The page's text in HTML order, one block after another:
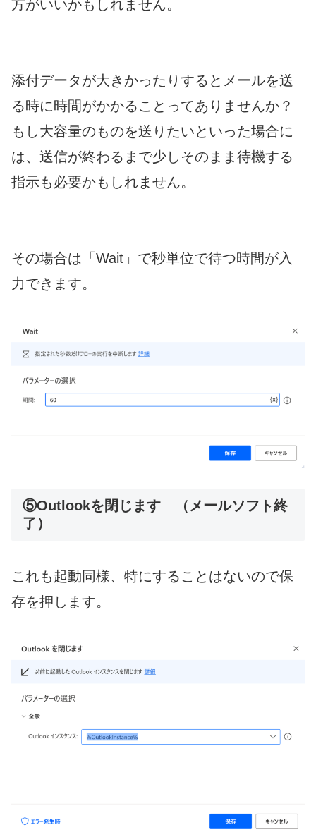
方がいいかもしれません。
添付データが大きかったりするとメールを送
る時に時間がかかることってありませんか？
もし大容量のものを送りたいといった場合に
は、送信が終わるまで少しそのまま待機する
指示も必要かもしれません。
その場合は「Wait」で秒単位で待つ時間が入
力できます。
⑤Outlookを閉じます （メールソフト終
了）
これも起動同様、特にすることはないので保
存を押します。